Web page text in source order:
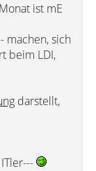
ist mE
machen, sich
beim LDI,
darstellt,